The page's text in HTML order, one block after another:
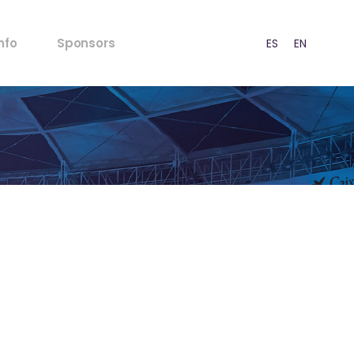
Menors
Normativa Acústica
de venda
Sponsors ES EN
Menors
de venda
Premsa